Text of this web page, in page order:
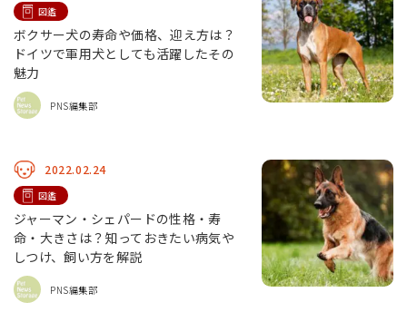
図鑑
ボクサー犬の寿命や価格、迎え方は？
ドイツで軍用犬としても活躍したその
魅力
PNS編集部
2022.02.24
図鑑
ジャーマン・シェパードの性格・寿
命・大きさは？知っておきたい病気や
しつけ、飼い方を解説
PNS編集部